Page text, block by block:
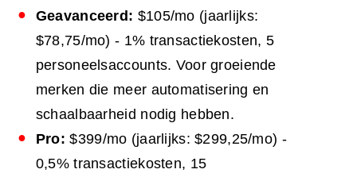
Geavanceerd: $105/mo (jaarlijks:
$78,75/mo) - 1% transactiekosten, 5
personeelsaccounts. Voor groeiende
merken die meer automatisering en
schaalbaarheid nodig hebben.
Pro: $399/mo (jaarlijks: $299,25/mo) -
0,5% transactiekosten, 15